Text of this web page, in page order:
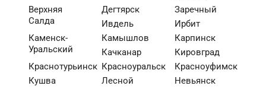
Верхняя
Салда
Дегтярск
Заречный
Ивдель
Ирбит
Каменск-
Уральский
Камышлов
Карпинск
Качканар
Кировград
Краснотурьинск Красноуральск
Красноуфимск
Кушва
Лесной
Невьянск